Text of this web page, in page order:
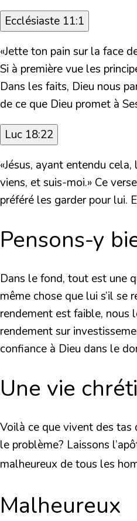
Ecclésiaste 11:1
«Jette ton pain sur la face
Si à première vue les
Dans les faits, Dieu nous
de ce que Dieu promet à
Luc 18:22
«Jésus, ayant entendu
viens, et suis-moi.» Ce
préféré les garder pour lui.
Pensons-y
Dans le fond, tout est une
même chose que lui s’il
rendement est faible, nous
rendement sur
confiance à Dieu dans le
Une vie
Voilà ce que vivent des tas
le problème? Laissons
malheureux de tous les
Malheureux